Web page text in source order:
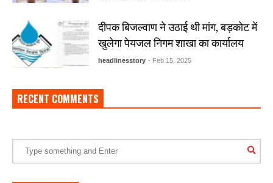
दीपक बिजल्वाण ने उठाई थी मांग, बड़कोट में
खुलेगा पेयजल निगम शाखा का कार्यालय
headlinesstory - Feb 15, 2025
RECENT COMMENTS